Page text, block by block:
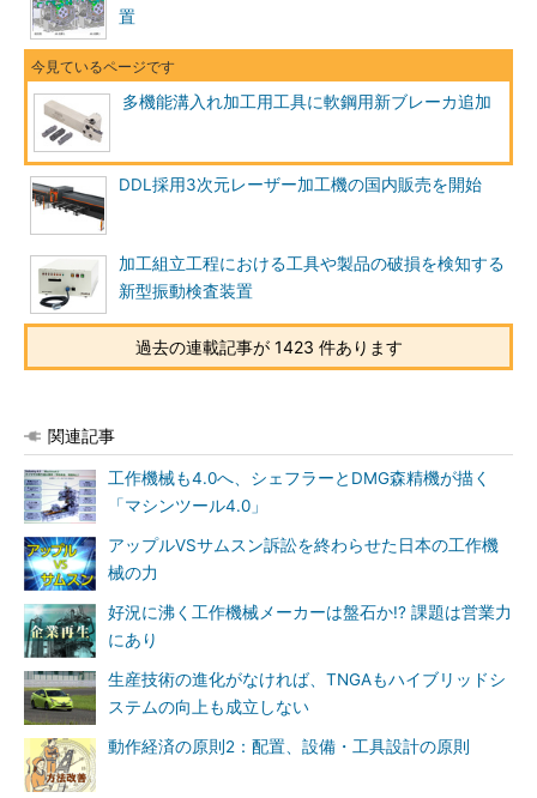
置
多機能溝入れ加工用工具に軟鋼用新ブレーカ追加
DDL採用3次元レーザー加工機の国内販売を開始
加工組立工程における工具や製品の破損を検知する
新型振動検査装置
過去の連載記事が 1423 件あります
関連記事
工作機械も4.0へ、シェフラーとDMG森精機が描く
「マシンツール4.0」
アップルVSサムスン訴訟を終わらせた日本の工作機
械の力
好況に沸く工作機械メーカーは盤石か!? 課題は営業力
にあり
生産技術の進化がなければ、TNGAもハイブリッドシ
ステムの向上も成立しない
動作経済の原則2：配置、設備・工具設計の原則